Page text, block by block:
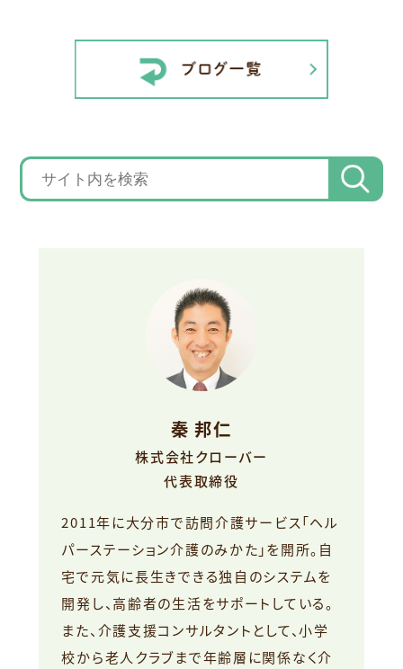
秦 邦仁
株式会社クローバー
代表取締役
2011年に大分市で訪問介護サービス「ヘル
パーステーション介護のみかた」を開所。自
宅で元気に長生きできる独自のシステムを
開発し、高齢者の生活をサポートしている。
また、介護支援コンサルタントとして、小学
校から老人クラブまで年齢層に関係なく介